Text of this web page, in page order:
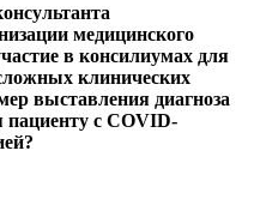
медицинского
в консилиумах для
клинических
выставления диагноза
пациенту с COVID-